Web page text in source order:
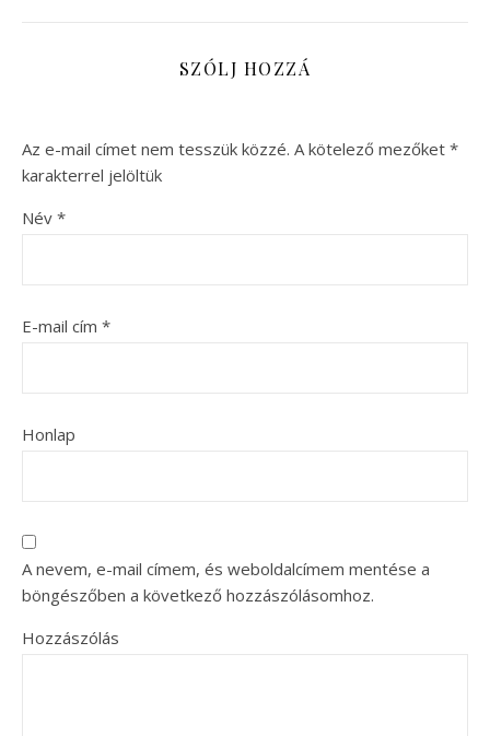
SZÓLJ HOZZÁ
Az e-mail címet nem tesszük közzé. A kötelező mezőket *
karakterrel jelöltük
Név *
E-mail cím *
Honlap
A nevem, e-mail címem, és weboldalcímem mentése a
böngészőben a következő hozzászólásomhoz.
Hozzászólás